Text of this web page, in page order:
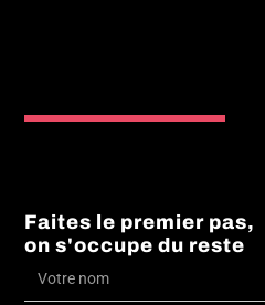
Faites le premier pas,
on s'occupe du reste